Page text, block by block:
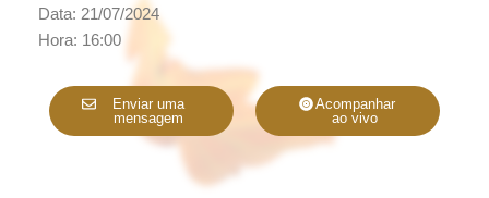
Data: 21/07/2024
Hora: 16:00
Enviar uma
mensagem
Acompanhar
ao vivo